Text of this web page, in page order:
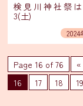
入
販
業
検見川神社祭
3(土)
2024
Page 16 of 76
16
17 18 19